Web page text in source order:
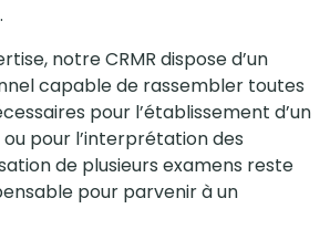
notre CRMR dispose d’un
capable de rassembler toutes
pour l’établissement d’un
pour l’interprétation des
de plusieurs examens reste
pour parvenir à un